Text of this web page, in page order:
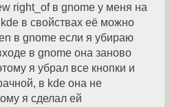
right_of в gnome у меня на
в свойствах её можно
в gnome если я убираю
в gnome она заново
я убрал все кнопки и
в kde она не
я сделал ей